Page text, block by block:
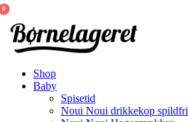
0
Shop
Baby
Spisetid
Noui Noui drikkekop spildfri